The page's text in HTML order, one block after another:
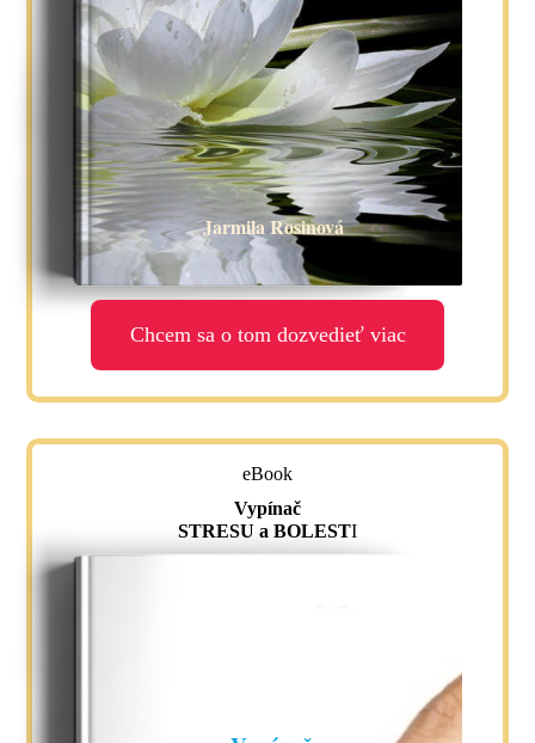
Jarmila Rosinová
Chcem sa o tom dozvedieť viac
eBook
Vypínač
STRESU a BOLESTI